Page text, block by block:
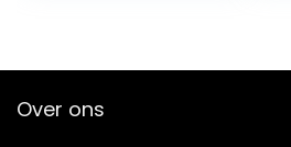
Over ons